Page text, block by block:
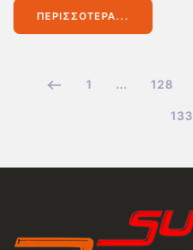
ΠΕΡΙΣΣΌΤΕΡΑ...
1 … 128
133